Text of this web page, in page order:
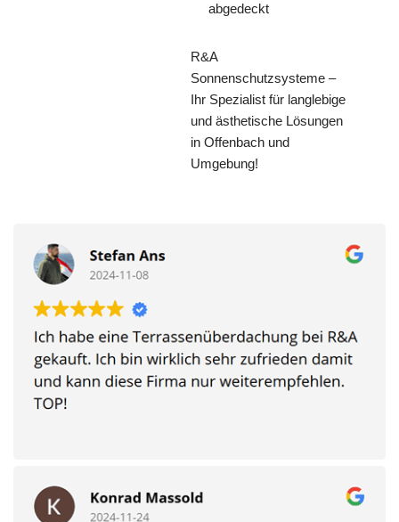
abgedeckt
R&A
Sonnenschutzsysteme –
Ihr Spezialist für langlebige
und ästhetische Lösungen
in Offenbach und
Umgebung!